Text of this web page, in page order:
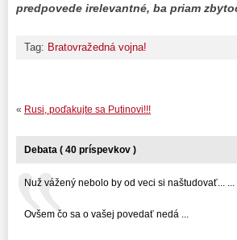
predpovede irelevantné, ba priam
Tag: Bratovražedná vojna!
« Rusi, poďakujte sa Putinovi!!!
Debata ( 40 príspevkov )
Nuž vážený nebolo by od veci si naštudovať... ...
Ovšem čo sa o vašej povedať nedá ...